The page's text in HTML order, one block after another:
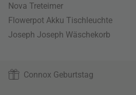
Nova Treteimer
Flowerpot Akku Tischleuchte
Joseph Joseph Wäschekorb
Connox Geburtstag